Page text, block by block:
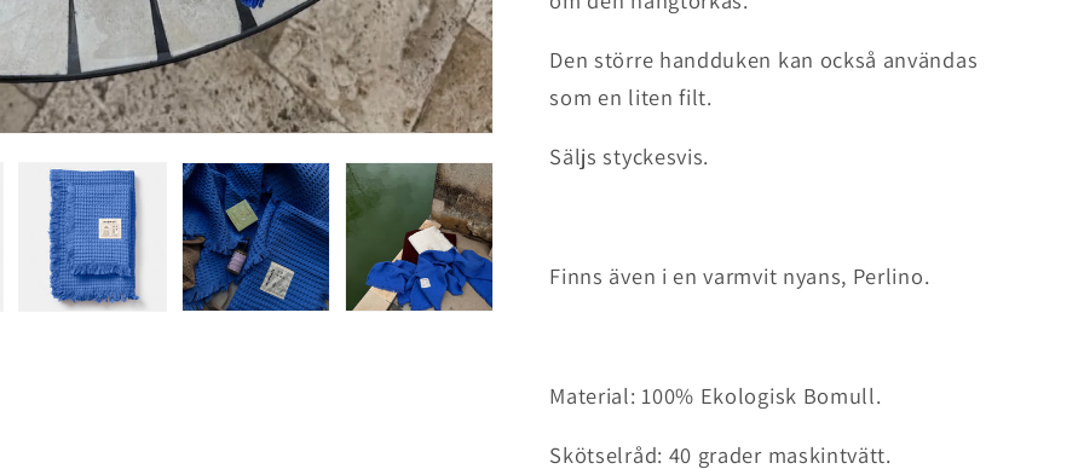
Den större handduken kan också användas
som en liten filt.
Säljs styckesvis.
Finns även i en varmvit nyans, Perlino.
Material: 100% Ekologisk Bomull.
Skötselråd: 40 grader maskintvätt.